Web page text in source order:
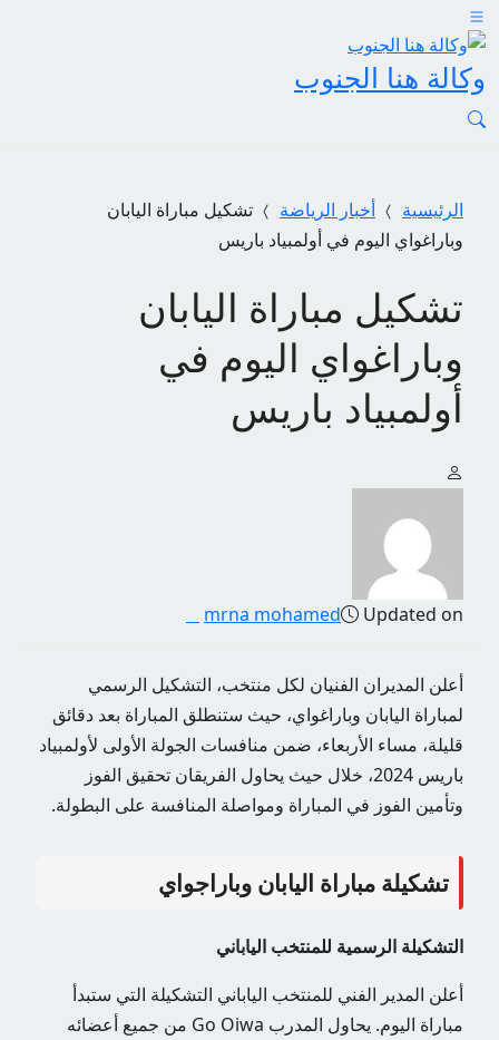
وكالة هنا الجنوب
الرئيسية أخبار الرياضة
تشكيل مباراة اليابان
وباراغواي اليوم في أولمبياد باريس
تشكيل مباراة اليابان
وباراغواي اليوم في
أولمبياد باريس
mrna mohamed Updated on
أعلن المديران الفنيان لكل منتخب، التشكيل الرسمي
لمباراة اليابان وباراغواي، حيث ستنطلق المباراة بعد دقائق
قليلة، مساء الأربعاء، ضمن منافسات الجولة الأولى لأولمبياد
باريس 2024، خلال حيث يحاول الفريقان تحقيق الفوز
وتأمين الفوز في المباراة ومواصلة المنافسة على البطولة.
تشكيلة مباراة اليابان وباراجواي
التشكيلة الرسمية للمنتخب الياباني
أعلن المدير الفني للمنتخب الياباني التشكيلة التي ستبدأ
مباراة اليوم. يحاول المدرب Go Oiwa من جميع أعضائه